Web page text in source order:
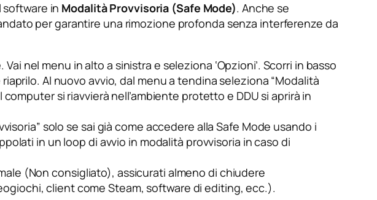
software in Modalità Provvisoria (Safe Mode). Anche se
per garantire una rimozione profonda senza interferenze da
Vai nel menu in alto a sinistra e seleziona ‘Opzioni’. Scorri in basso
Al nuovo avvio, dal menu a tendina seleziona “Modalità
si riavvierà nell’ambiente protetto e DDU si aprirà in
solo se sai già come accedere alla Safe Mode usando i
in un loop di avvio in modalità provvisoria in caso di
(Non consigliato), assicurati almeno di chiudere
client come Steam, software di editing, ecc.).